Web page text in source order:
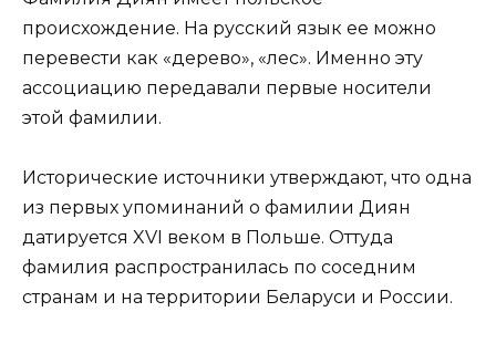
происхождение. На русский язык ее можно
перевести как «дерево», «лес». Именно эту
ассоциацию передавали первые носители
этой фамилии.
Исторические источники утверждают, что одна
из первых упоминаний о фамилии Диян
датируется XVI веком в Польше. Оттуда
фамилия распространилась по соседним
странам и на территории Беларуси и России.